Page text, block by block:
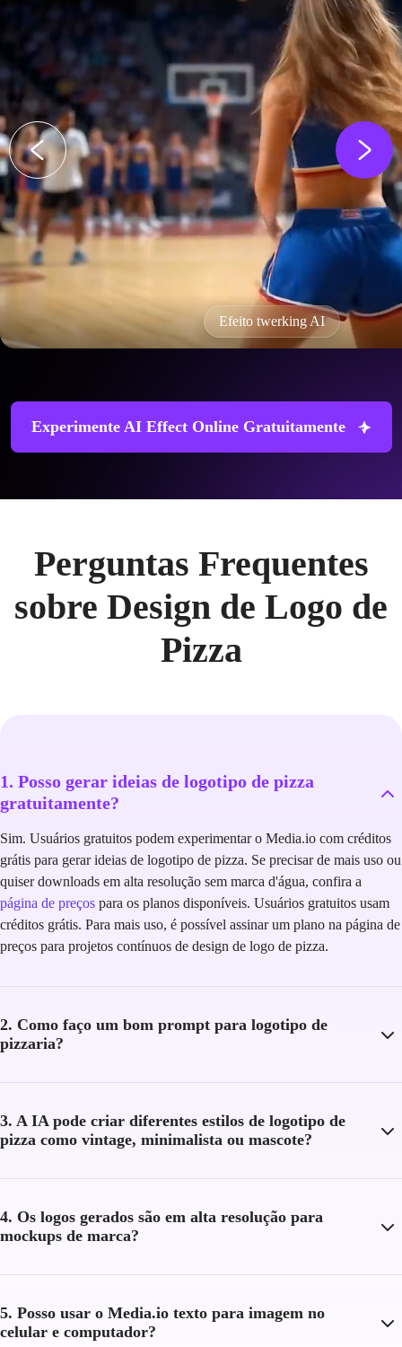
Efeito twerking AI
Experimente AI Effect Online Gratuitamente
Perguntas Frequentes
sobre Design de Logo de
Pizza
1. Posso gerar ideias de logotipo de pizza
gratuitamente?
Sim. Usuários gratuitos podem experimentar o Media.io com créditos
grátis para gerar ideias de logotipo de pizza. Se precisar de mais uso ou
quiser downloads em alta resolução sem marca d'água, confira a
página de preços para os planos disponíveis. Usuários gratuitos usam
créditos grátis. Para mais uso, é possível assinar um plano na página de
preços para projetos contínuos de design de logo de pizza.
2. Como faço um bom prompt para logotipo de
pizzaria?
3. A IA pode criar diferentes estilos de logotipo de
pizza como vintage, minimalista ou mascote?
4. Os logos gerados são em alta resolução para
mockups de marca?
5. Posso usar o Media.io texto para imagem no
celular e computador?